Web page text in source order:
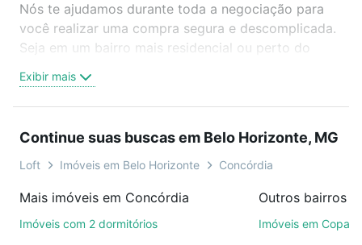
Nós te ajudamos durante toda a negociação para
você realizar uma compra segura e descomplicada.
Seja em um bairro mais residencial ou perto do
oferta ideal de Imóveis à venda em Concórdia, Belo
Horizonte, MG para conquistar seu sonho. Agende
sem compromisso e você ainda conta com mais de
46 mil corretores e imobiliárias te ajudando na
Como escolher um imóvel?
Exibir mais
Continue suas buscas em Belo Horizonte, MG
Loft Imóveis em Belo Horizonte Concórdia
Mais imóveis em Concórdia
Imóveis com 2 dormitórios
Imóveis em